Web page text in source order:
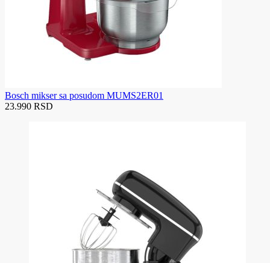
Bosch mikser sa posudom MUMS2ER01
23.990 RSD